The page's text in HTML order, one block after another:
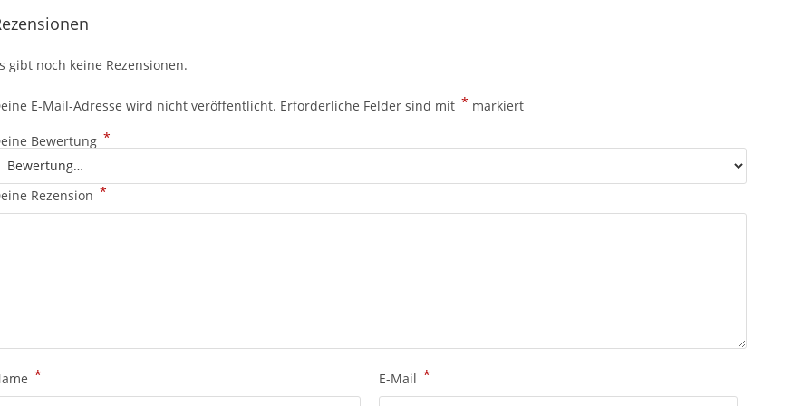
gibt noch keine Rezensionen.
E-Mail-Adresse wird nicht veröffentlicht. Erforderliche Felder sind mit * markiert
Bewertung *
Rezension *
* E-Mail *